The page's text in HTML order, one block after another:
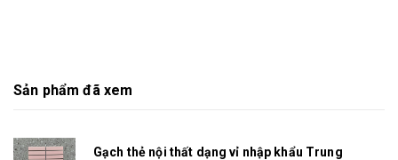
Sản phẩm đã xem
Gạch thẻ nội thất dạng vỉ nhập khẩu Trung